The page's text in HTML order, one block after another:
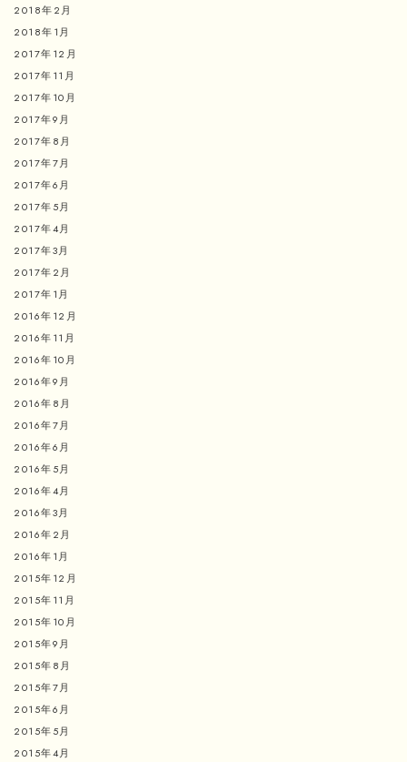
2018年2月
2018年1月
2017年12月
2017年11月
2017年10月
2017年9月
2017年8月
2017年7月
2017年6月
2017年5月
2017年4月
2017年3月
2017年2月
2017年1月
2016年12月
2016年11月
2016年10月
2016年9月
2016年8月
2016年7月
2016年6月
2016年5月
2016年4月
2016年3月
2016年2月
2016年1月
2015年12月
2015年11月
2015年10月
2015年9月
2015年8月
2015年7月
2015年6月
2015年5月
2015年4月